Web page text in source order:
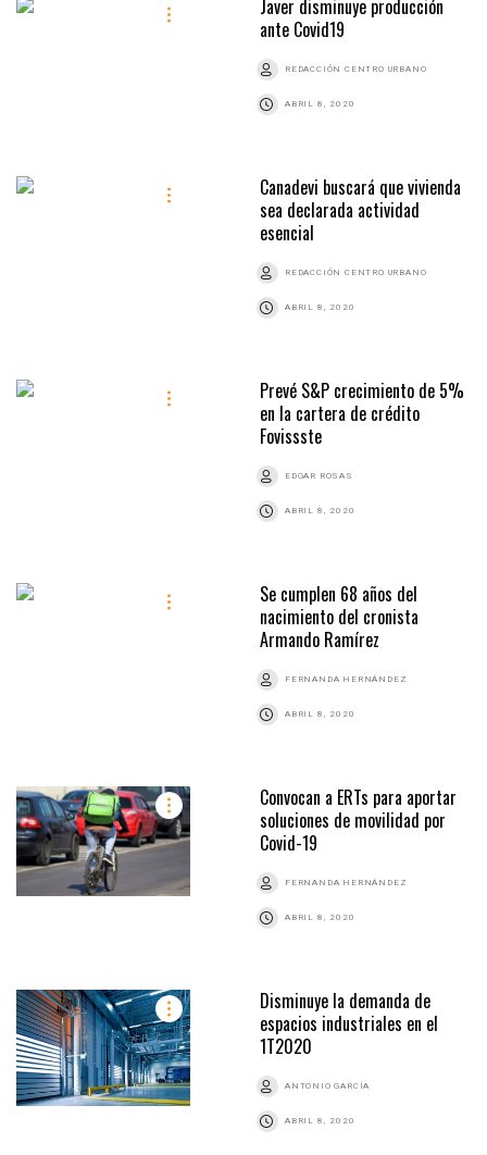
Javer disminuye producción
ante Covid19
REDACCIÓN CENTRO URBANO
ABRIL 8, 2020
Canadevi buscará que vivienda
sea declarada actividad
esencial
REDACCIÓN CENTRO URBANO
ABRIL 8, 2020
Prevé S&P crecimiento de 5%
en la cartera de crédito
Fovissste
EDGAR ROSAS
ABRIL 8, 2020
Se cumplen 68 años del
nacimiento del cronista
Armando Ramírez
FERNANDA HERNÁNDEZ
ABRIL 8, 2020
Convocan a ERTs para aportar
soluciones de movilidad por
Covid-19
FERNANDA HERNÁNDEZ
ABRIL 8, 2020
Disminuye la demanda de
espacios industriales en el
1T2020
ANTONIO GARCÍA
ABRIL 8, 2020